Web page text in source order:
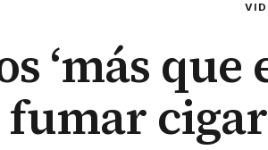
‘más
fumar